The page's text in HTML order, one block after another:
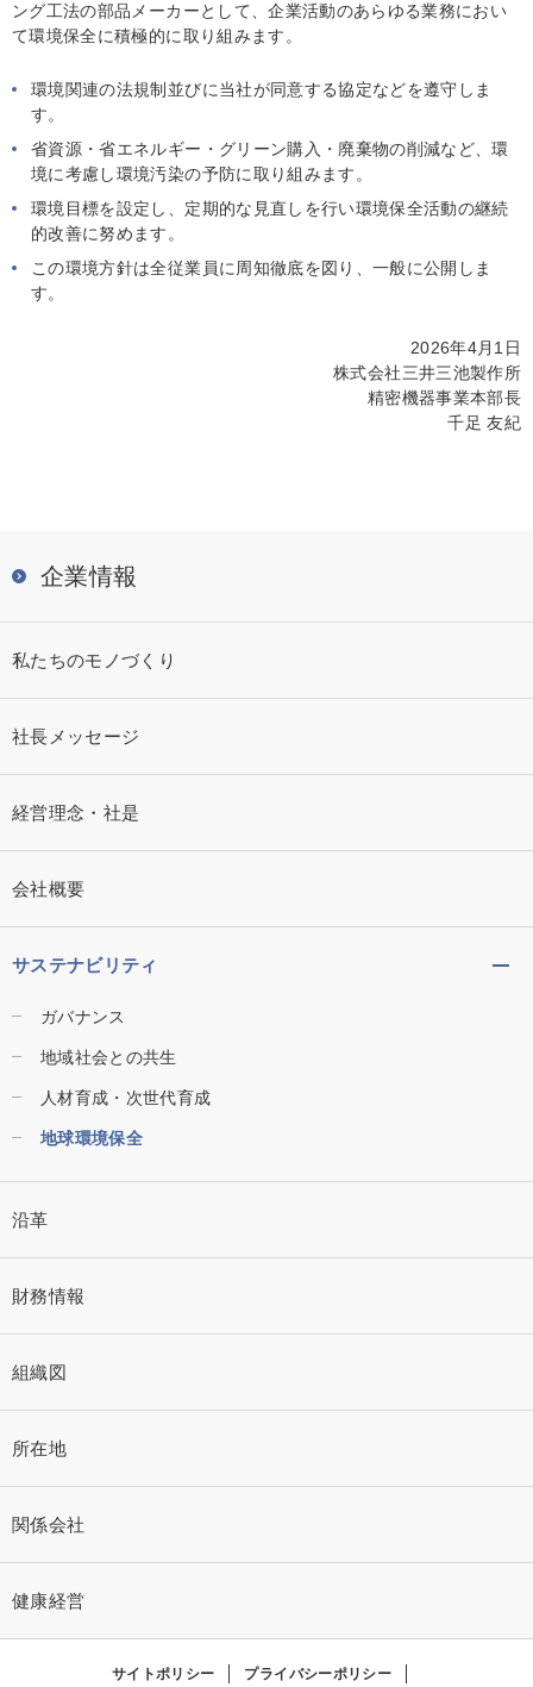
ング工法の部品メーカーとして、企業活動のあらゆる業務におい
て環境保全に積極的に取り組みます。
環境関連の法規制並びに当社が同意する協定などを遵守しま
す。
省資源・省エネルギー・グリーン購入・廃棄物の削減など、環
境に考慮し環境汚染の予防に取り組みます。
環境目標を設定し、定期的な見直しを行い環境保全活動の継続
的改善に努めます。
この環境方針は全従業員に周知徹底を図り、一般に公開しま
す。
2026年4月1日
株式会社三井三池製作所
精密機器事業本部長
千足 友紀
企業情報
私たちのモノづくり
社長メッセージ
経営理念・社是
会社概要
サステナビリティ
ガバナンス
地域社会との共生
人材育成・次世代育成
地球環境保全
沿革
財務情報
組織図
所在地
関係会社
健康経営
サイトポリシー プライバシーポリシー